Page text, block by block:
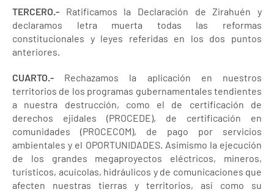
TERCERO.- Ratificamos la Declaración de Zirahuén y
declaramos letra muerta todas las reformas
constitucionales y leyes referidas en los dos puntos
anteriores.
CUARTO.- Rechazamos la aplicación en nuestros
territorios de los programas gubernamentales tendientes
a nuestra destrucción, como el de certificación de
derechos ejidales (PROCEDE), de certificación en
comunidades (PROCECOM), de pago por servicios
ambientales y el OPORTUNIDADES. Asimismo la ejecución
de los grandes megaproyectos eléctricos, mineros,
turísticos, acuícolas, hidráulicos y de comunicaciones que
afecten nuestras tierras y territorios, así como su